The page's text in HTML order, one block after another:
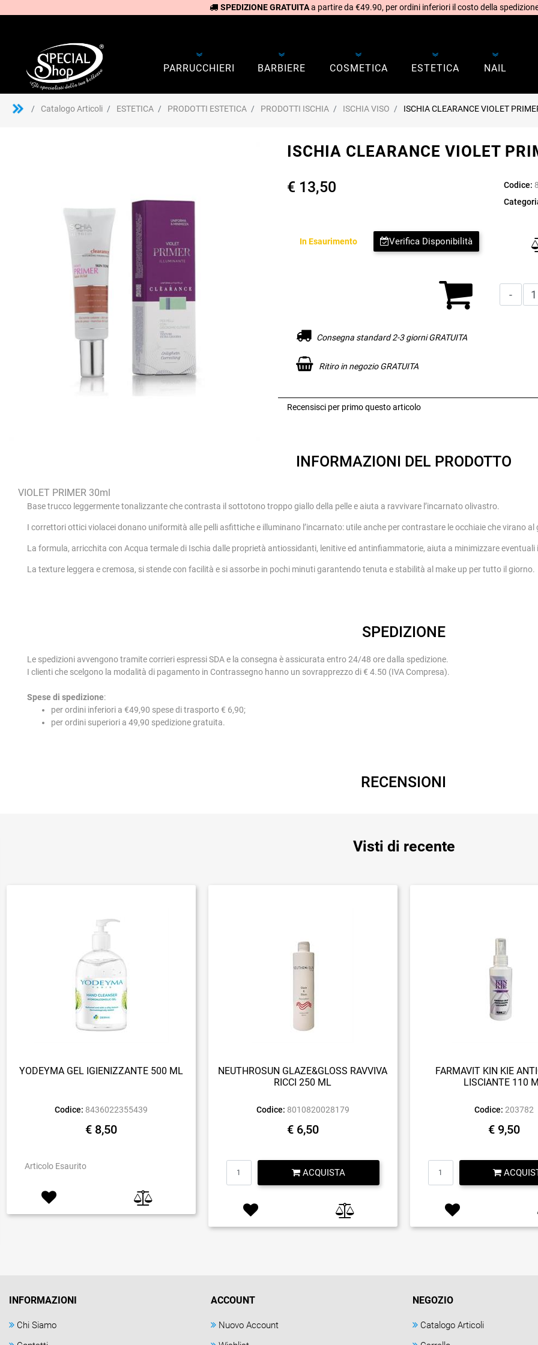
SPEDIZIONE GRATUITAa partire da €49.90, per ordini inferiori il costo della
PARRUCCHIERI BARBIERE COSMETICA ESTETICA NAIL
Catalogo Articoli ESTETICA PRODOTTI ESTETICA PRODOTTI ISCHIA ISCHIA VISO ISCHIA CLEARANCE VIOLET
ISCHIA CLEARANCE VIOLET
€ 13,50 Codice:
Verifica Disponibilità
In Esaurimento
Consegna standard 2-3 giorni GRATUITA
Ritiro in negozio GRATUITA
Recensisci per primo questo articolo
INFORMAZIONI DEL PRODOTTO
VIOLET PRIMER 30ml
Base trucco leggermente tonalizzante che contrasta il sottotono troppo giallo della pelle e aiuta a ravvivare l’incarnato olivastro.
I correttori ottici violacei donano uniformità alle pelli asfittiche e illuminano l’incarnato: utile anche per contrastare le occhiaie che virano al
La formula, arricchita con Acqua termale di Ischia dalle proprietà antiossidanti, lenitive ed antinfiammatorie, aiuta a minimizzare
La texture leggera e cremosa, si stende con facilità e si assorbe in pochi minuti garantendo tenuta e stabilità al make up per tutto il giorno.
SPEDIZIONE
Le spedizioni avvengono tramite corrieri espressi SDA e la consegna è assicurata entro 24/48 ore dalla spedizione.
I clienti che scelgono la modalità di pagamento in Contrassegno hanno un sovrapprezzo di € 4.50 (IVA Compresa).
Spese di spedizione:
per ordini inferiori a €49,90 spese di trasporto € 6,90;
per ordini superiori a 49,90 spedizione gratuita.
RECENSIONI
Visti di recente
YODEYMA GEL IGIENIZZANTE 500 ML
Codice: 8436022355439
€ 8,50
Articolo Esaurito
NEUTHROSUN GLAZE&GLOSS RAVVIVA
RICCI 250 ML
Codice: 8010820028179
€ 6,50
ACQUISTA
FARMAVIT KIN KIE
LISCIANTE 110
Codice: 203782
€ 9,50
INFORMAZIONI
Chi Siamo
ACCOUNT
Nuovo Account
NEGOZIO
Catalogo Articoli